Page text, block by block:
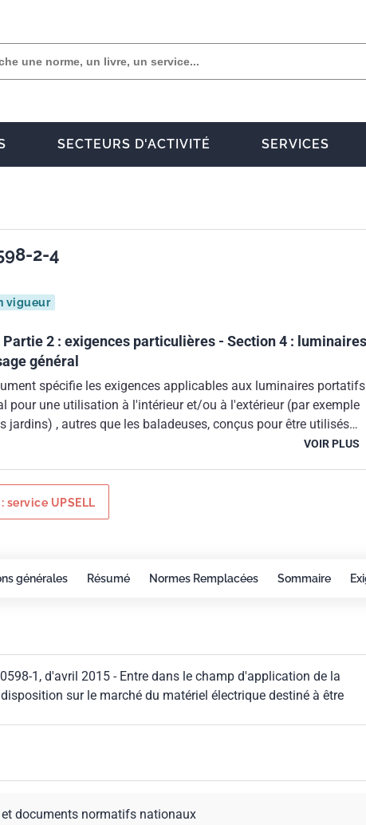
SECTEURS D'ACTIVITÉ SERVICES
2-4
vigueur
2 : exigences particulières - Section 4 : luminaires
général
spécifie les exigences applicables aux luminaires portatifs
pour une utilisation à l'intérieur et/ou à l'extérieur (par exemple
jardins) , autres que les baladeuses, conçus pour être utilisés
électriques lumineuses ou intégrant des sources électriques
utilisé conjointement avec la NF EN 60598-1, d'avril 2015.Le
entre dans le champ d'application de la Directive n°
Parlement européen et du Conseil du 26/02/2014 relative à
de tension.
VOIR PLUS
service UPSELL
générales Résumé Normes Remplacées Sommaire
1, d'avril 2015 - Entre dans le champ d'application de la
sur le marché du matériel électrique destiné à être
documents normatifs nationaux